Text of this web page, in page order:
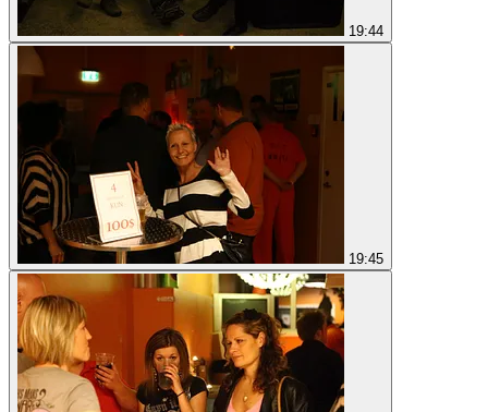
19:44
19:45